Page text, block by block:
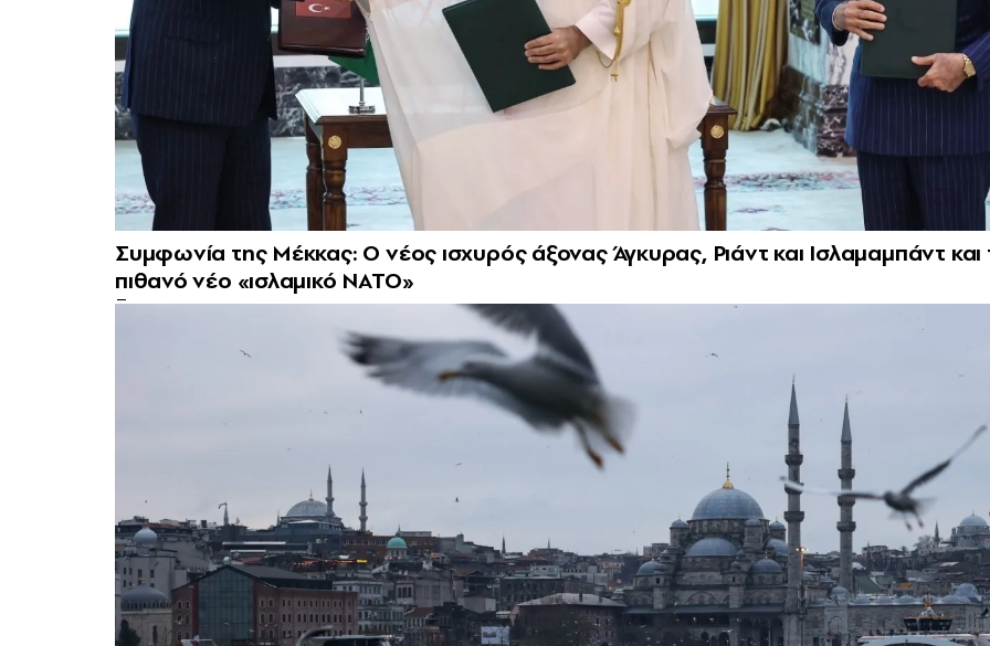
Συμφωνία της Μέκκας: Ο νέος ισχυρός άξονας Άγκυρας, Ριάντ και Ισλαμαμπάντ και
πιθανό νέο «ισλαμικό ΝΑΤΟ»